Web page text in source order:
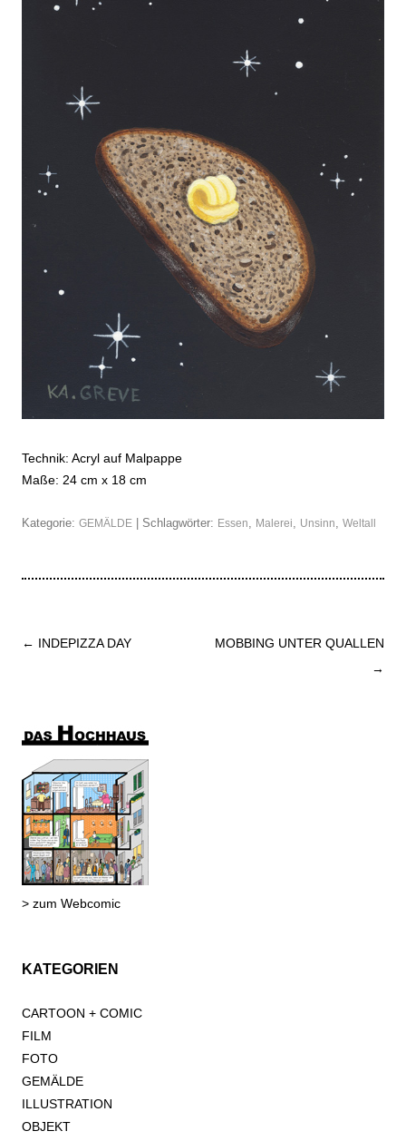
Technik: Acryl auf Malpappe
Maße: 24 cm x 18 cm
Kategorie: GEMÄLDE | Schlagwörter: Essen, Malerei, Unsinn, Weltall
Beitrags-
← INDEPIZZA DAY
MOBBING UNTER QUALLEN
→
> zum Webcomic
KATEGORIEN
CARTOON + COMIC
FILM
FOTO
GEMÄLDE
ILLUSTRATION
OBJEKT